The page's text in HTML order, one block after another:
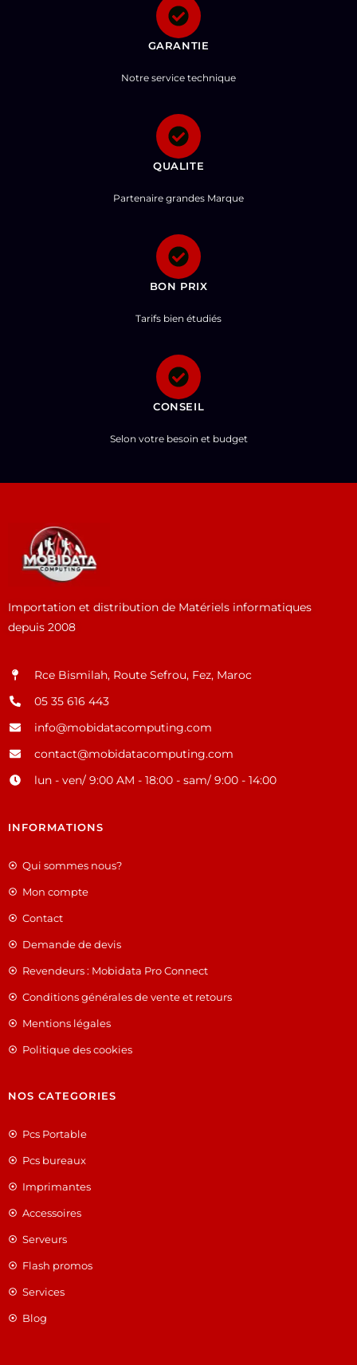
GARANTIE
Notre service technique
QUALITE
Partenaire grandes Marque
BON PRIX
Tarifs bien étudiés
CONSEIL
Selon votre besoin et budget
Importation et distribution de Matériels informatiques
depuis 2008
Rce Bismilah, Route Sefrou, Fez, Maroc
05 35 616 443
info@mobidatacomputing.com
contact@mobidatacomputing.com
lun - ven/ 9:00 AM - 18:00 - sam/ 9:00 - 14:00
INFORMATIONS
Qui sommes nous?
Mon compte
Contact
Demande de devis
Revendeurs : Mobidata Pro Connect
Conditions générales de vente et retours
Mentions légales
Politique des cookies
NOS CATEGORIES
Pcs Portable
Pcs bureaux
Imprimantes
Accessoires
Serveurs
Flash promos
Services
Blog